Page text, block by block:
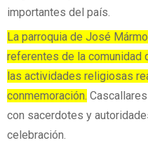
importantes del país.
La parroquia de José
referentes de la comunidad
las actividades religiosas
conmemoración.
con sacerdotes y
celebración.